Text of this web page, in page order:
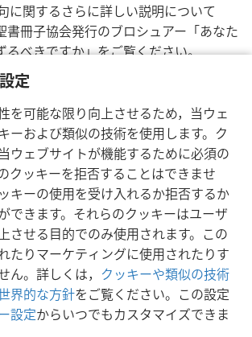
定
を可能な限り向上させるため，当ウェ
ーおよび類似の技術を使用します。ク
ウェブサイトが機能するために必須の
クッキーを拒否することはできませ
キーの使用を受け入れるか拒否するか
できます。それらのクッキーはユーザ
させる目的でのみ使用されます。この
たりマーケティングに使用されたりす
ん。詳しくは， クッキーや類似の技術
界的な方針をご覧ください。この設定
設定からいつでもカスタマイズできま
に関するさらに詳しい説明について
書冊子協会発行のブロシュアー「あなた
るべきですか」をご覧ください。
France